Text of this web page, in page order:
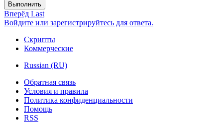
Выполнить
Вперёд Last
Войдите или зарегистрируйтесь для ответа.
Скрипты
Коммерческие
Russian (RU)
Обратная связь
Условия и правила
Политика конфиденциальности
Помощь
RSS